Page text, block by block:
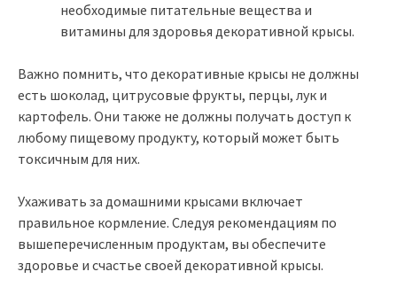
необходимые питательные вещества и
витамины для здоровья декоративной крысы.
Важно помнить, что декоративные крысы не должны
есть шоколад, цитрусовые фрукты, перцы, лук и
картофель. Они также не должны получать доступ к
любому пищевому продукту, который может быть
токсичным для них.
Ухаживать за домашними крысами включает
правильное кормление. Следуя рекомендациям по
вышеперечисленным продуктам, вы обеспечите
здоровье и счастье своей декоративной крысы.